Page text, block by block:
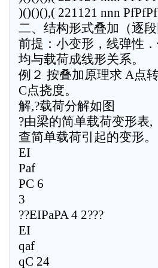
)()()(),( 221121 nnn
二、结构形式叠加（逐
前提：小变形，线弹性
均与载荷成线形关系。
例２ 按叠加原理求 A点
C点挠度。
解,?载荷分解如图
?由梁的简单载荷变形表,
查简单载荷引起的变形。
EI
Paf
PC 6
3
??EIPaPA 4 2???
EI
qaf
qC 24